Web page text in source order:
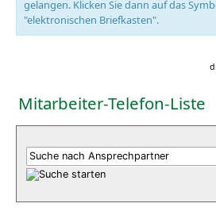
gelangen. Klicken Sie dann auf das
"elektronischen Briefkasten".
Mitarbeiter-Telefon-Liste